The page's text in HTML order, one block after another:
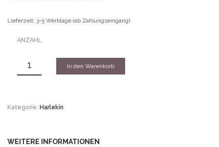
Lieferzeit: 3-5 Werktage (ab Zahlungseingang)
ANZAHL
In den Warenkorb
Kategorie: Harlekin
WEITERE INFORMATIONEN